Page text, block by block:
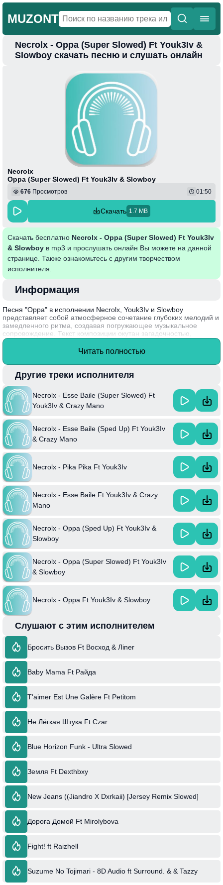
MUZONT
Главная
Necrolx - Oppa (Super Slowed) Ft Youk3Iv &
Slowboy скачать песню и слушать онлайн
Necrolx
Oppa (Super Slowed) Ft Youk3Iv & Slowboy
676 Просмотров 01:50
Скачать 1.7 MB
Скачать бесплатно Necrolx - Oppa (Super Slowed) Ft Youk3Iv
& Slowboy в mp3 и прослушать онлайн Вы можете на данной
странице. Также ознакомьтесь с другим творчеством
исполнителя.
Информация
Песня "Oppa" в исполнении Necrolx, Youk3Iv и Slowboy
представляет собой атмосферное сочетание глубоких мелодий и
замедленного ритма, создавая погружающее музыкальное
сопровождение. Текст композиции окутан загадочностью,
затрагивая темы любви, потерь и самопознания. Эмоциональная
нагрузка звучит особенно ярко в замедленной версии, позволяя
Интересным фактом является то, что Necrolx, известный своим
уникальным стилем, часто экспериментирует с разными
жанрами, что делает его работы запоминающимися и
разнообразными.
Читать полностью
Другие треки исполнителя
Necrolx - Esse Baile (Super Slowed) Ft
Youk3Iv & Crazy Mano
Necrolx - Esse Baile (Sped Up) Ft Youk3Iv
& Crazy Mano
Necrolx - Pika Pika Ft Youk3Iv
Necrolx - Esse Baile Ft Youk3Iv & Crazy
Mano
Necrolx - Oppa (Sped Up) Ft Youk3Iv &
Slowboy
Necrolx - Oppa (Super Slowed) Ft Youk3Iv
& Slowboy
Necrolx - Oppa Ft Youk3Iv & Slowboy
Слушают с этим исполнителем
Бросить Вызов Ft Восход & Лiner
Baby Mama Ft Райда
T'aimer Est Une Galère Ft Petitom
Не Лёгкая Штука Ft Czar
Blue Horizon Funk - Ultra Slowed
Земля Ft Dexthbxy
New Jeans ((Jiandro X Dxrkaii) [Jersey Remix Slowed]
Дорога Домой Ft Mirolybova
Fight! ft Raizhell
Suzume No Tojimari - 8D Audio ft Surround. & & Tazzy